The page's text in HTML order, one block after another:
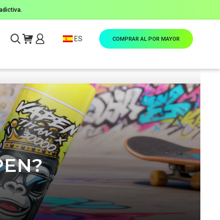
ES COMPRAR AL POR MAYOR